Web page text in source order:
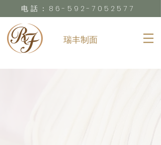
电話：86-592-7052577
瑞丰制面